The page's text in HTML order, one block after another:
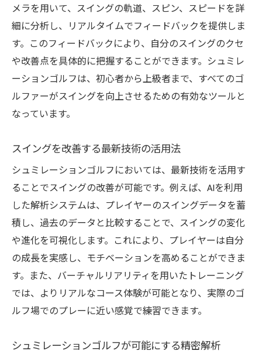
メラを用いて、スイングの軌道、スピン、スピードを詳
細に分析し、リアルタイムでフィードバックを提供しま
す。このフィードバックにより、自分のスイングのクセ
や改善点を具体的に把握することができます。シュミレ
ーションゴルフは、初心者から上級者まで、すべてのゴ
ルファーがスイングを向上させるための有効なツールと
なっています。
スイングを改善する最新技術の活用法
シュミレーションゴルフにおいては、最新技術を活用す
ることでスイングの改善が可能です。例えば、AIを利用
した解析システムは、プレイヤーのスイングデータを蓄
積し、過去のデータと比較することで、スイングの変化
や進化を可視化します。これにより、プレイヤーは自分
の成長を実感し、モチベーションを高めることができま
す。また、バーチャルリアリティを用いたトレーニング
では、よりリアルなコース体験が可能となり、実際のゴ
ルフ場でのプレーに近い感覚で練習できます。
シュミレーションゴルフが可能にする精密解析